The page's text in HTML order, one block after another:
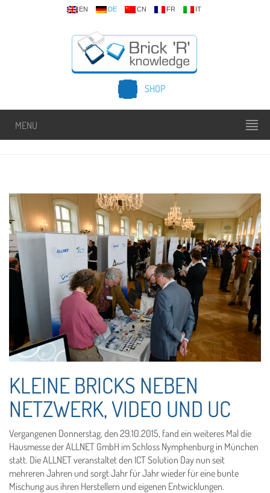
EN DE CN FR IT
SHOP
MENU
KLEINE BRICKS NEBEN
NETZWERK, VIDEO UND UC
Vergangenen Donnerstag, den 29.10.2015, fand ein weiteres Mal die
Hausmesse der ALLNET GmbH im Schloss Nymphenburg in München
statt. Die ALLNET veranstaltet den ICT Solution Day nun seit
mehreren Jahren und sorgt Jahr für Jahr wieder für eine bunte
Mischung aus ihren Herstellern und eigenen Entwicklungen.